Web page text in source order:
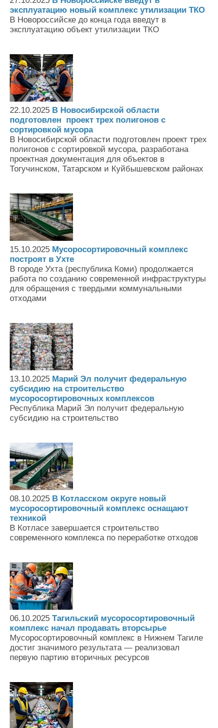
эксплуатацию новый комплекс утилизации ТКО
В Новороссийске до конца года введут в
эксплуатацию объект утилизации ТКО
22.10.2025 В Новосибирской области
подготовлен проект трех полигонов с
сортировкой мусора
В Новосибирской области подготовлен проект трех
полигонов с сортировкой мусора, разработана
проектная документация для объектов в
Тогучинском, Татарском и Куйбышевском районах
15.10.2025 Мусоросортировочный комплекс
построят в Ухте
В городе Ухта (республика Коми) продолжается
работа по созданию современной инфраструктуры
для обращения с твердыми коммунальными
отходами
13.10.2025 Марий Эл получит федеральную
субсидию на строительство
мусоросортировочных комплексов
Республика Марий Эл получит федеральную
субсидию на строительство
08.10.2025 В Котласском округе новый
мусоросортировочный комплекс оснащают
техникой
В Котласе завершается строительство
современного комплекса по переработке отходов
06.10.2025 Тагильский мусоросортировочный
комплекс начал продавать вторсырье
Мусоросортировочный комплекс в Нижнем Тагиле
достиг значимого результата — реализовал
первую партию вторичных ресурсов